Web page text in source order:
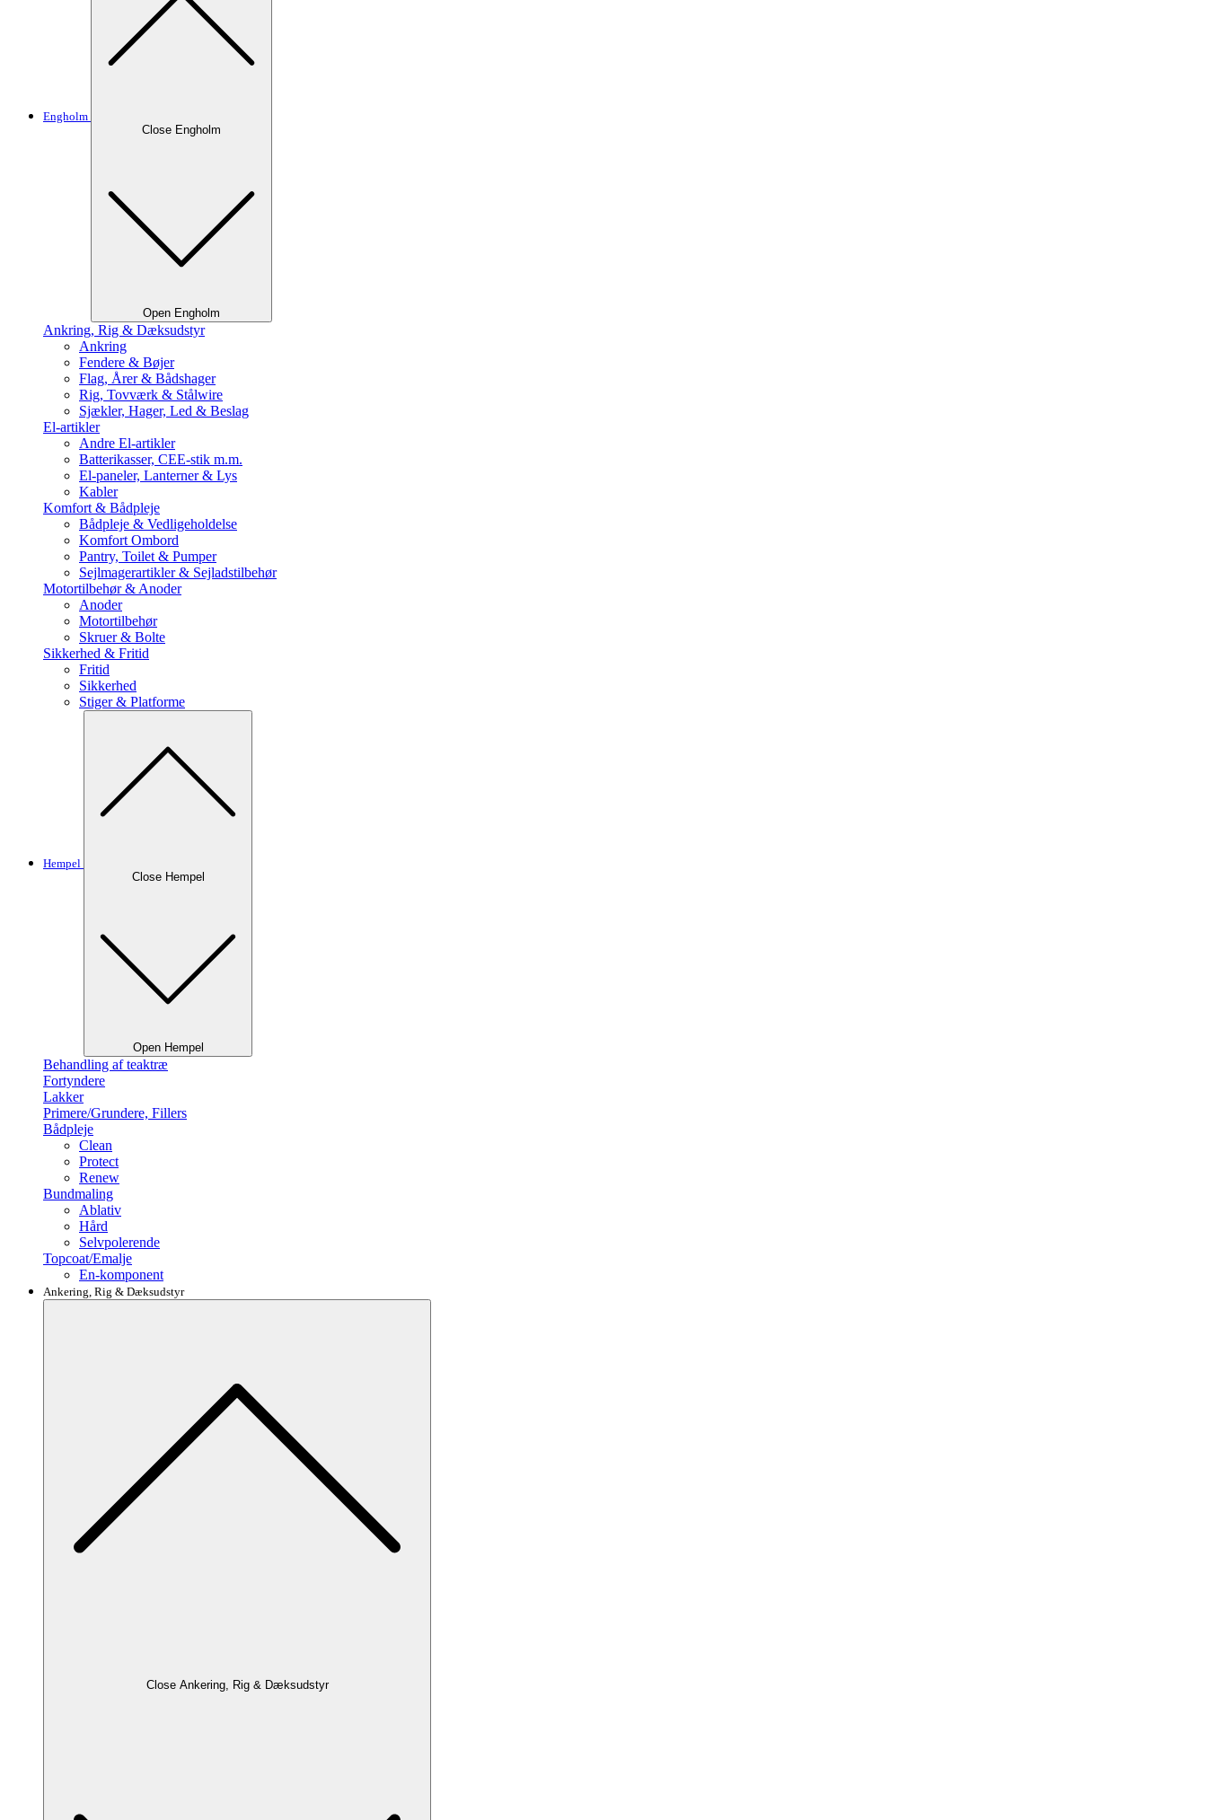
Engholm
Close Engholm
Open Engholm
Ankring, Rig & Dæksudstyr
Ankring
Fendere & Bøjer
Flag, Årer & Bådshager
Rig, Tovværk & Stålwire
Sjækler, Hager, Led & Beslag
El-artikler
Andre El-artikler
Batterikasser, CEE-stik m.m.
El-paneler, Lanterner & Lys
Kabler
Komfort & Bådpleje
Bådpleje & Vedligeholdelse
Komfort Ombord
Pantry, Toilet & Pumper
Sejlmagerartikler & Sejladstilbehør
Motortilbehør & Anoder
Anoder
Motortilbehør
Skruer & Bolte
Sikkerhed & Fritid
Fritid
Sikkerhed
Stiger & Platforme
Hempel
Close Hempel
Open Hempel
Behandling af teaktræ
Fortyndere
Lakker
Primere/Grundere, Fillers
Bådpleje
Clean
Protect
Renew
Bundmaling
Ablativ
Hård
Selvpolerende
Topcoat/Emalje
En-komponent
Ankering, Rig & Dæksudstyr
Close Ankering, Rig & Dæksudstyr